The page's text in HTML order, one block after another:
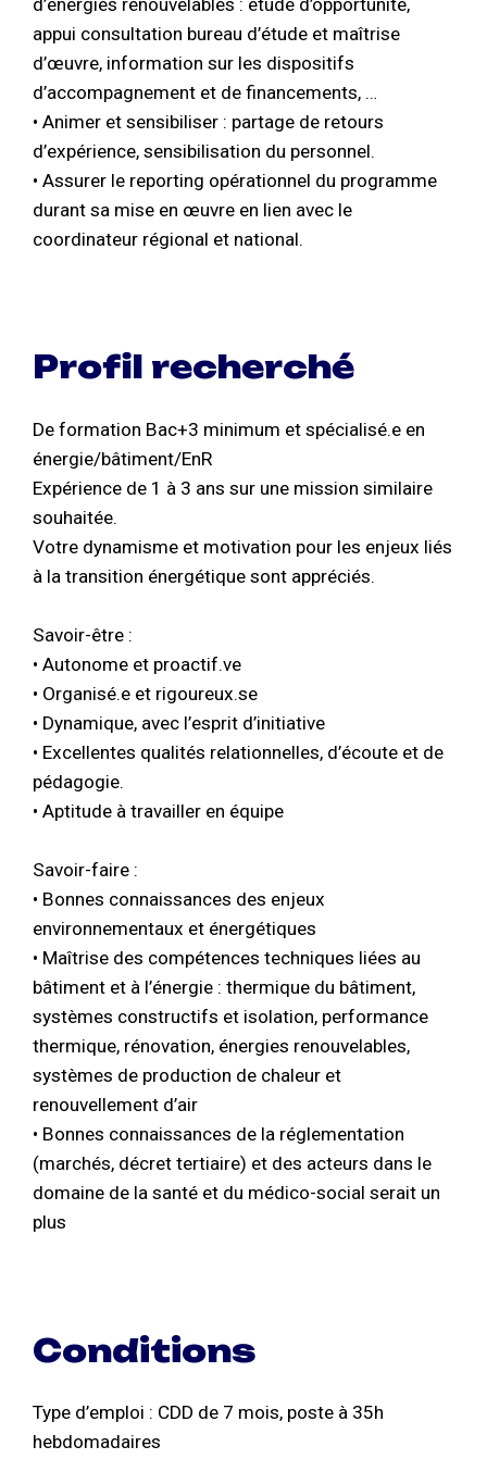
appui consultation bureau d’étude et maîtrise
d’œuvre, information sur les dispositifs
d’accompagnement et de financements, …
• Animer et sensibiliser : partage de retours
d’expérience, sensibilisation du personnel.
• Assurer le reporting opérationnel du programme
durant sa mise en œuvre en lien avec le
coordinateur régional et national.
Profil recherché
De formation Bac+3 minimum et spécialisé.e en
énergie/bâtiment/EnR
Expérience de 1 à 3 ans sur une mission similaire
souhaitée.
Votre dynamisme et motivation pour les enjeux liés
à la transition énergétique sont appréciés.
Savoir-être :
• Autonome et proactif.ve
• Organisé.e et rigoureux.se
• Dynamique, avec l’esprit d’initiative
• Excellentes qualités relationnelles, d’écoute et de
pédagogie.
• Aptitude à travailler en équipe
Savoir-faire :
• Bonnes connaissances des enjeux
environnementaux et énergétiques
• Maîtrise des compétences techniques liées au
bâtiment et à l’énergie : thermique du bâtiment,
systèmes constructifs et isolation, performance
thermique, rénovation, énergies renouvelables,
systèmes de production de chaleur et
renouvellement d’air
• Bonnes connaissances de la réglementation
(marchés, décret tertiaire) et des acteurs dans le
domaine de la santé et du médico-social serait un
plus
Conditions
Type d’emploi : CDD de 7 mois, poste à 35h
hebdomadaires